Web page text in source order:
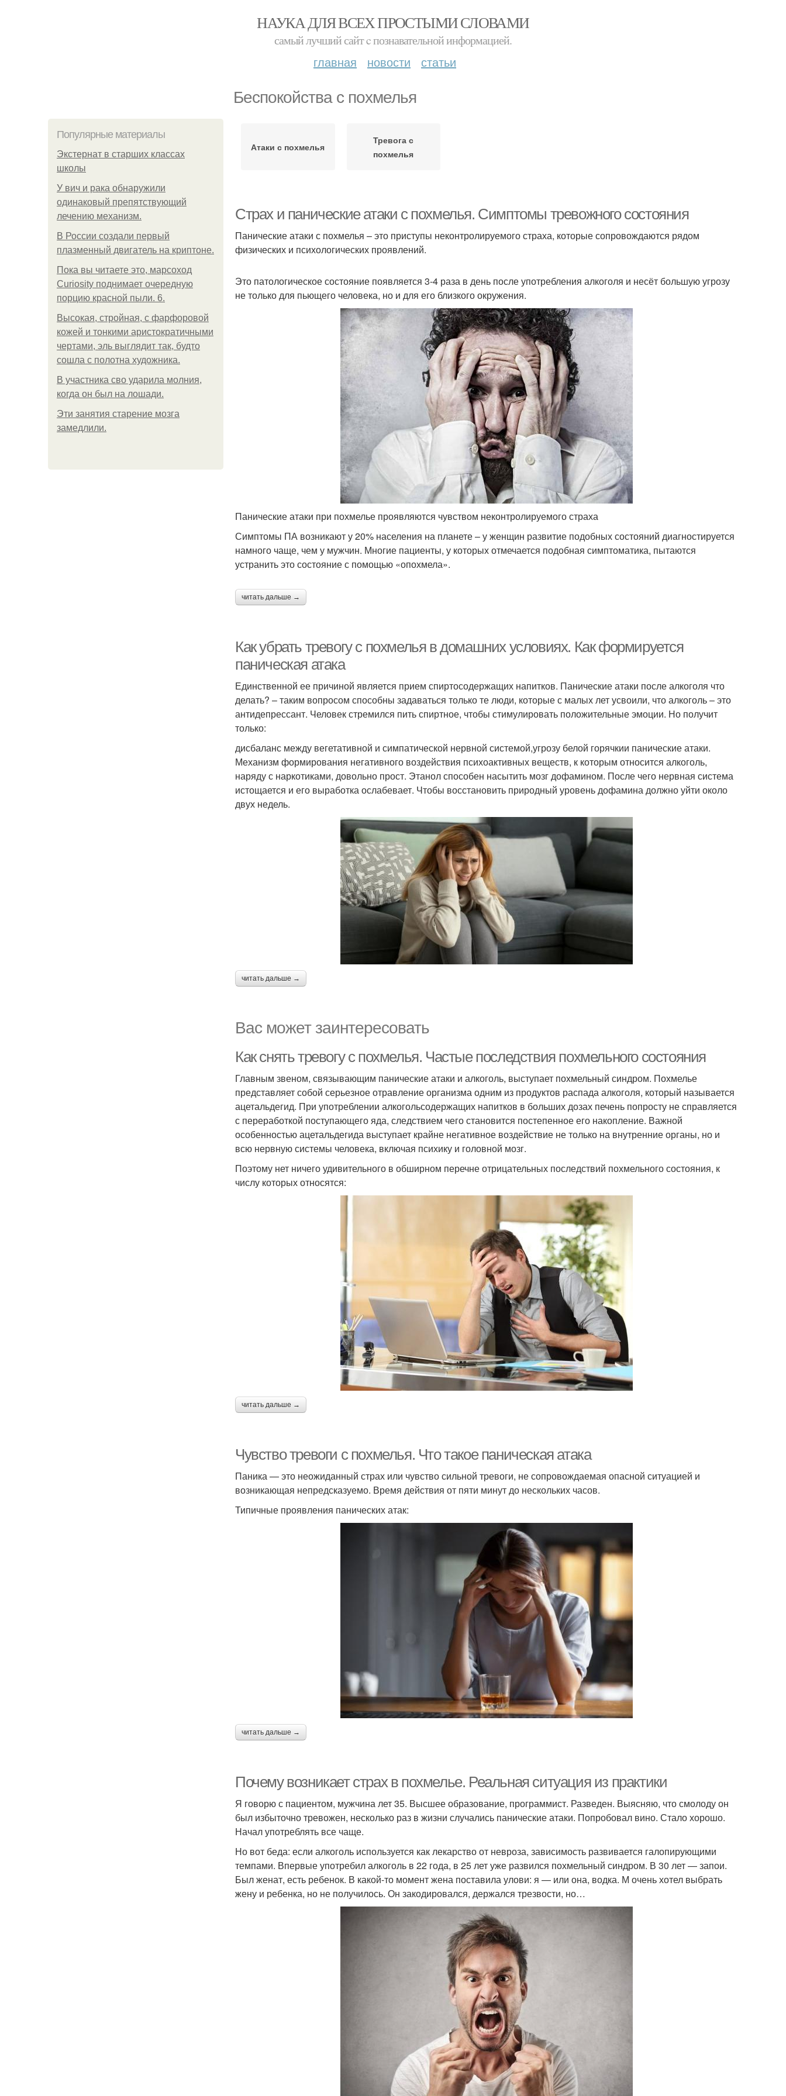
НАУКА ДЛЯ ВСЕХ ПРОСТЫМИ СЛОВАМИ
самый лучший сайт c познавательной информацией.
главная новости статьи
Беспокойства с похмелья
Популярные материалы
Экстернат в старших классах
школы
У вич и рака обнаружили
одинаковый препятствующий
лечению механизм.
В России создали первый
плазменный двигатель на криптоне.
Пока вы читаете это, марсоход
Curiosity поднимает очередную
порцию красной пыли. 6.
Высокая, стройная, с фарфоровой
кожей и тонкими аристократичными
чертами, эль выглядит так, будто
сошла с полотна художника.
В участника сво ударила молния,
когда он был на лошади.
Эти занятия старение мозга
замедлили.
Атаки с похмелья
Тревога с
похмелья
Страх и панические атаки с похмелья. Симптомы тревожного состояния
Панические атаки с похмелья – это приступы неконтролируемого страха, которые сопровождаются рядом
физических и психологических проявлений.
Это патологическое состояние появляется 3-4 раза в день после употребления алкоголя и несёт большую угрозу
не только для пьющего человека, но и для его близкого окружения.
Панические атаки при похмелье проявляются чувством неконтролируемого страха
Симптомы ПА возникают у 20% населения на планете – у женщин развитие подобных состояний диагностируется
намного чаще, чем у мужчин. Многие пациенты, у которых отмечается подобная симптоматика, пытаются
устранить это состояние с помощью «опохмела».
читать дальше →
Как убрать тревогу с похмелья в домашних условиях. Как формируется
паническая атака
Единственной ее причиной является прием спиртосодержащих напитков. Панические атаки после алкоголя что
делать? – таким вопросом способны задаваться только те люди, которые с малых лет усвоили, что алкоголь – это
антидепрессант. Человек стремился пить спиртное, чтобы стимулировать положительные эмоции. Но получит
только:
дисбаланс между вегетативной и симпатической нервной системой,угрозу белой горячкии панические атаки.
Механизм формирования негативного воздействия психоактивных веществ, к которым относится алкоголь,
наряду с наркотиками, довольно прост. Этанол способен насытить мозг дофамином. После чего нервная система
истощается и его выработка ослабевает. Чтобы восстановить природный уровень дофамина должно уйти около
двух недель.
читать дальше →
Вас может заинтересовать
Как снять тревогу с похмелья. Частые последствия похмельного состояния
Главным звеном, связывающим панические атаки и алкоголь, выступает похмельный синдром. Похмелье
представляет собой серьезное отравление организма одним из продуктов распада алкоголя, который называется
ацетальдегид. При употреблении алкогольсодержащих напитков в больших дозах печень попросту не справляется
с переработкой поступающего яда, следствием чего становится постепенное его накопление. Важной
особенностью ацетальдегида выступает крайне негативное воздействие не только на внутренние органы, но и
всю нервную системы человека, включая психику и головной мозг.
Поэтому нет ничего удивительного в обширном перечне отрицательных последствий похмельного состояния, к
числу которых относятся:
читать дальше →
Чувство тревоги с похмелья. Что такое паническая атака
Паника — это неожиданный страх или чувство сильной тревоги, не сопровождаемая опасной ситуацией и
возникающая непредсказуемо. Время действия от пяти минут до нескольких часов.
Типичные проявления панических атак:
читать дальше →
Почему возникает страх в похмелье. Реальная ситуация из практики
Я говорю с пациентом, мужчина лет 35. Высшее образование, программист. Разведен. Выясняю, что смолоду он
был избыточно тревожен, несколько раз в жизни случались панические атаки. Попробовал вино. Стало хорошо.
Начал употреблять все чаще.
Но вот беда: если алкоголь используется как лекарство от невроза, зависимость развивается галопирующими
темпами. Впервые употребил алкоголь в 22 года, в 25 лет уже развился похмельный синдром. В 30 лет — запои.
Был женат, есть ребенок. В какой-то момент жена поставила улови: я — или она, водка. М очень хотел выбрать
жену и ребенка, но не получилось. Он закодировался, держался трезвости, но…